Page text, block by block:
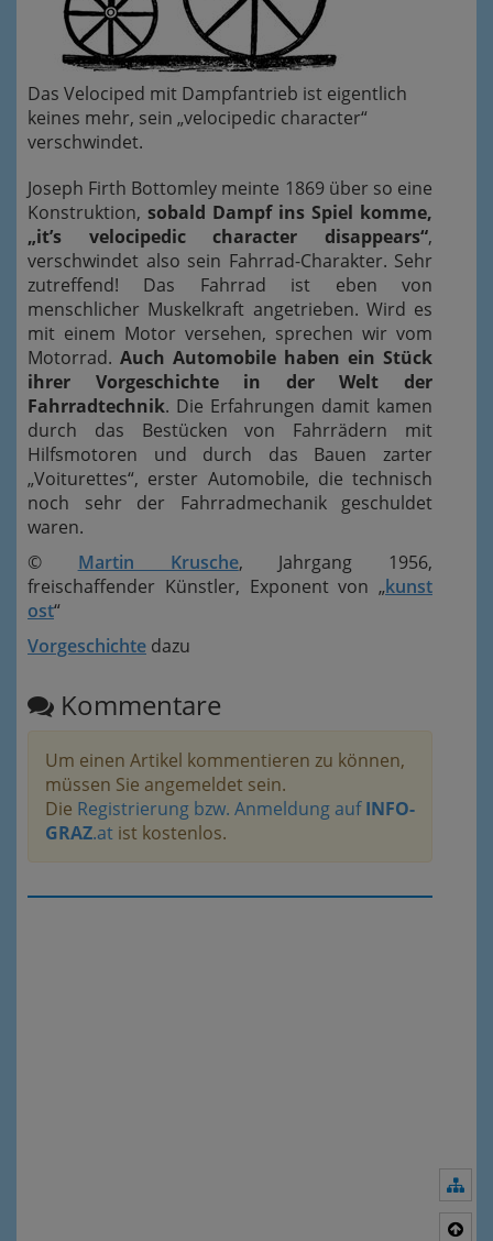
Das Velociped mit Dampfantrieb ist eigentlich
keines mehr, sein „velocipedic character“
verschwindet.
Joseph Firth Bottomley meinte 1869 über so eine
Konstruktion, sobald Dampf ins Spiel komme,
„it’s velocipedic character disappears“,
verschwindet also sein Fahrrad-Charakter. Sehr
zutreffend! Das Fahrrad ist eben von
menschlicher Muskelkraft angetrieben. Wird es
mit einem Motor versehen, sprechen wir vom
Motorrad. Auch Automobile haben ein Stück
ihrer Vorgeschichte in der Welt der
Fahrradtechnik. Die Erfahrungen damit kamen
durch das Bestücken von Fahrrädern mit
Hilfsmotoren und durch das Bauen zarter
„Voiturettes“, erster Automobile, die technisch
noch sehr der Fahrradmechanik geschuldet
waren.
© Martin Krusche, Jahrgang 1956,
freischaffender Künstler, Exponent von „kunst
ost“
Vorgeschichte dazu
Kommentare
Um einen Artikel kommentieren zu können,
müssen Sie angemeldet sein.
Die Registrierung bzw. Anmeldung aufINFO-
GRAZ.at ist kostenlos.